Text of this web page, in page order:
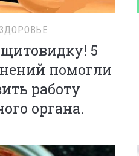
ЗДОРОВЬЕ
5
помогли
работу
органа.